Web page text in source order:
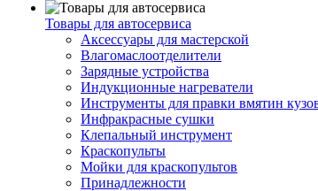
Товары для автосервиса
Аксессуары для мастерской
Влагомаслоотделители
Зарядные устройства
Индукционные нагреватели
Инструменты для правки вмятин
Инфракрасные сушки
Клепальный инструмент
Краскопульты
Мойки для краскопультов
Принадлежности